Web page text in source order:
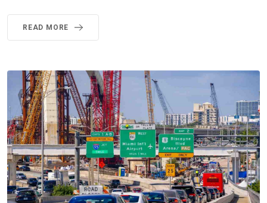
READ MORE